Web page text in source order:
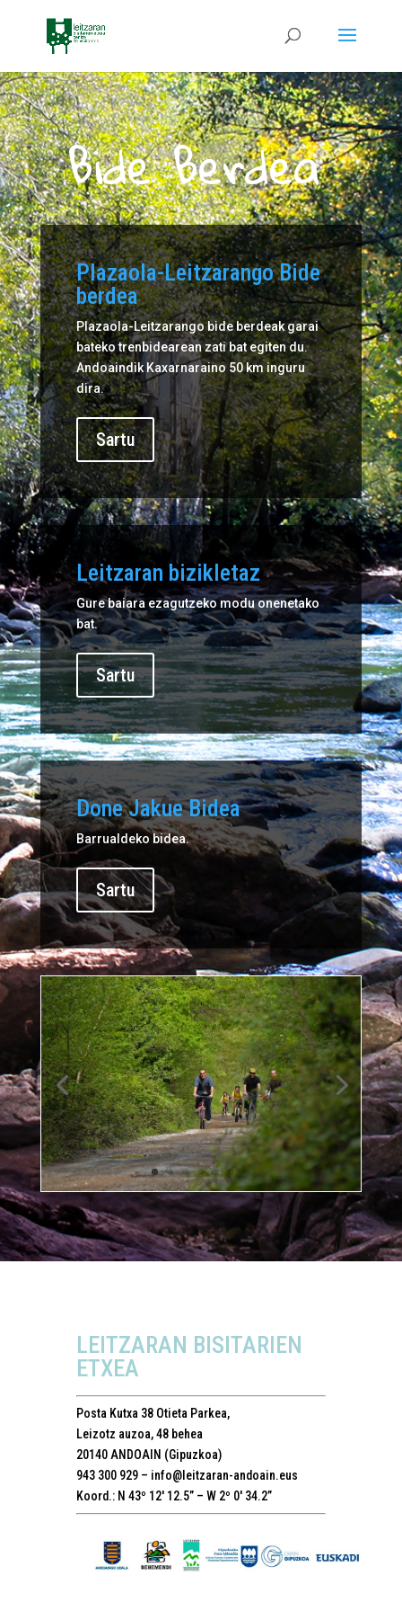
Bide Berdea
Plazaola-Leitzarango Bide
berdea
Plazaola-Leitzarango bide berdeak garai
bateko trenbidearean zati bat egiten du.
Andoaindik Kaxarnaraino 50 km inguru
dira.
Sartu
Leitzaran bizikletaz
Gure baiara ezagutzeko modu onenetako
bat.
Sartu
Done Jakue Bidea
Barrualdeko bidea.
Sartu
LEITZARAN BISITARIEN
ETXEA
Posta Kutxa 38 Otieta Parkea,
Leizotz auzoa, 48 behea
20140 ANDOAIN (Gipuzkoa)
943 300 929 – info@leitzaran-andoain.eus
Koord.: N 43º 12′ 12.5” – W 2º 0′ 34.2”